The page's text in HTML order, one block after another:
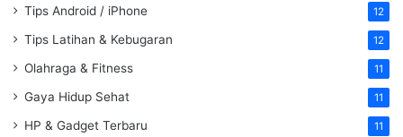
Tips Android / iPhone 12
Tips Latihan & Kebugaran 12
Olahraga & Fitness 11
Gaya Hidup Sehat 11
HP & Gadget Terbaru 11